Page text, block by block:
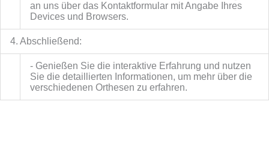
an uns über das Kontaktformular mit Angabe Ihres
Devices und Browsers.
4. Abschließend:
- Genießen Sie die interaktive Erfahrung und nutzen
Sie die detaillierten Informationen, um mehr über die
verschiedenen Orthesen zu erfahren.